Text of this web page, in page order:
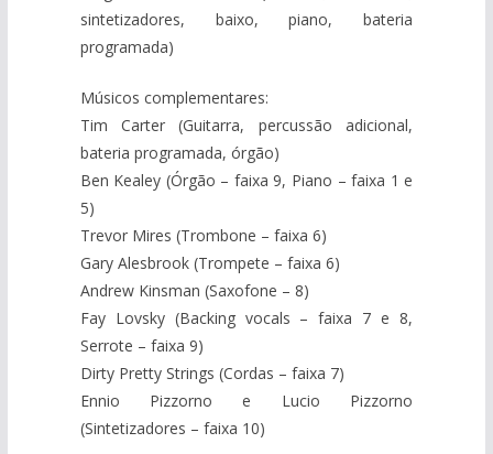
sintetizadores, baixo, piano, bateria
programada)
Músicos complementares:
Tim Carter (Guitarra, percussão adicional,
bateria programada, órgão)
Ben Kealey (Órgão – faixa 9, Piano – faixa 1 e
5)
Trevor Mires (Trombone – faixa 6)
Gary Alesbrook (Trompete – faixa 6)
Andrew Kinsman (Saxofone – 8)
Fay Lovsky (Backing vocals – faixa 7 e 8,
Serrote – faixa 9)
Dirty Pretty Strings (Cordas – faixa 7)
Ennio Pizzorno e Lucio Pizzorno
(Sintetizadores – faixa 10)